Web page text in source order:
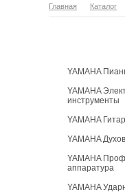
Главная Каталог
YAMAHA
YAMAHA
инструменты
YAMAHA
YAMAHA
YAMAHA
аппаратура
YAMAHA